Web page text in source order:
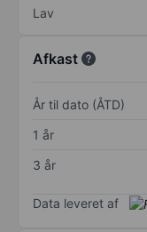
Lav
Afkast
År til dato (ÅTD)
1 år
3 år
Data leveret af